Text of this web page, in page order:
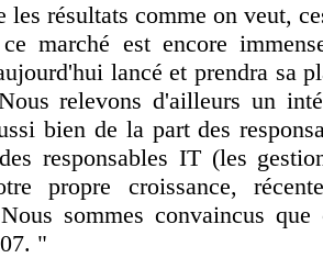
les résultats comme on veut,
marché est encore
lancé et prendra sa
relevons d'ailleurs un
bien de la part des
responsables IT (les
propre croissance,
sommes convaincus
"